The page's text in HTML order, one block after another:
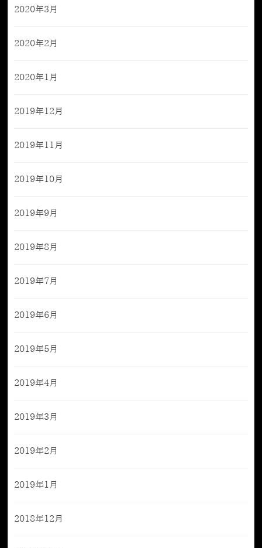
2020年3月
2020年2月
2020年1月
2019年12月
2019年11月
2019年10月
2019年9月
2019年8月
2019年7月
2019年6月
2019年5月
2019年4月
2019年3月
2019年2月
2019年1月
2018年12月